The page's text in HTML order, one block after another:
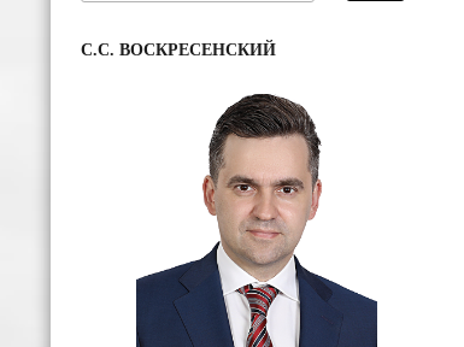
С.С. ВОСКРЕСЕНСКИЙ